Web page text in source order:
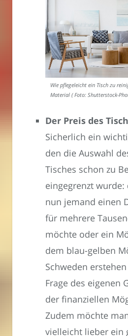
Wie pflegeleicht ein Tisch zu
Material ( Foto: Shutterstock-
Der Preis des
Sicherlich ein
den die Auswahl
Tisches schon zu
eingegrenzt wurde:
nun jemand einen
für mehrere
möchte oder ein
dem blau-gelben
Schweden
Frage des eigenen
der finanziellen
Zudem möchte
vielleicht lieber ein